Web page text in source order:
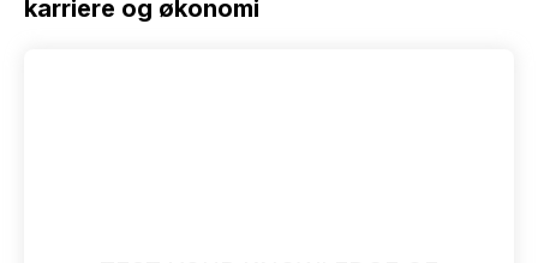
karriere og økonomi